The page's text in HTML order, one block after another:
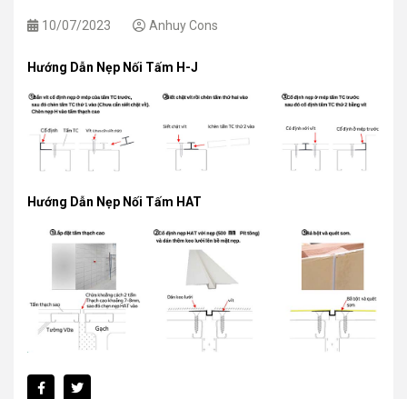
10/07/2023 Anhuy Cons
Hướng Dẫn Nẹp Nối Tấm H-J
Hướng Dẫn Nẹp Nối Tấm HAT